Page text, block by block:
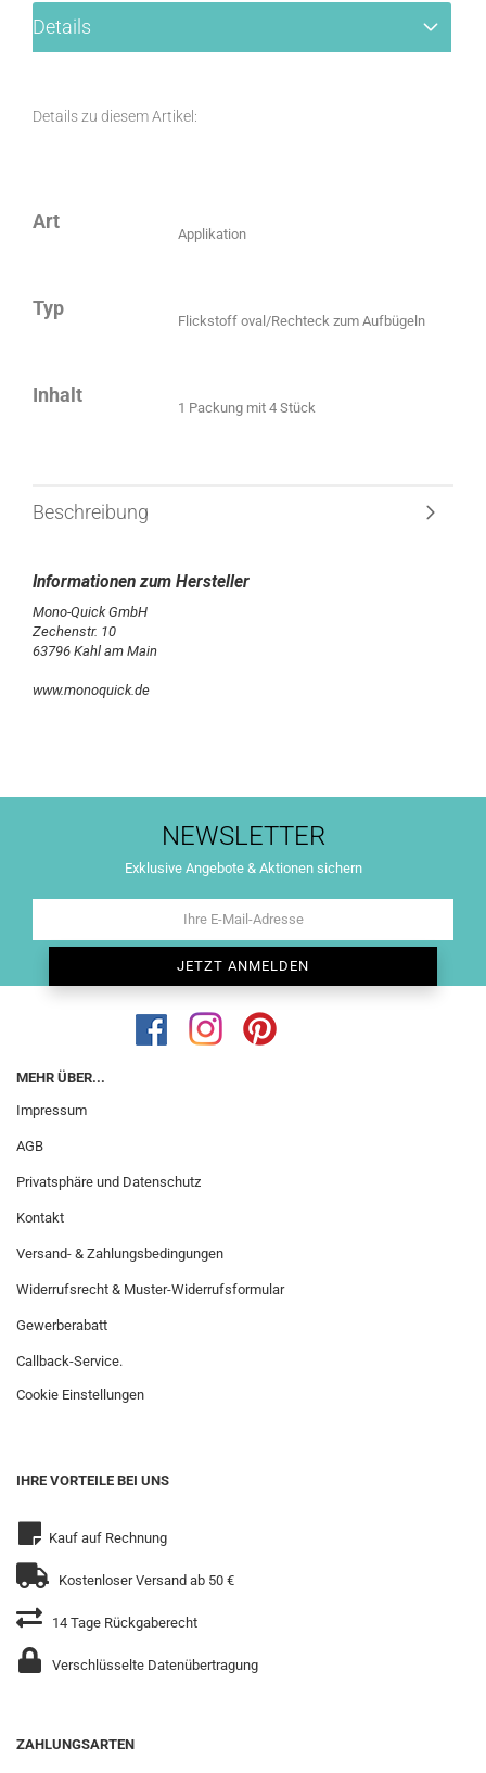
Details
Details zu diesem Artikel:
Art
Applikation
Typ
Flickstoff oval/Rechteck zum Aufbügeln
Inhalt
1 Packung mit 4 Stück
Beschreibung
Mono-Quick GmbH
Zechenstr. 10
63796 Kahl am Main
www.monoquick.de
NEWSLETTER
Exklusive Angebote & Aktionen sichern
MEHR ÜBER...
Impressum
AGB
Privatsphäre und Datenschutz
Kontakt
Versand- & Zahlungsbedingungen
Widerrufsrecht & Muster-Widerrufsformular
Gewerberabatt
Callback-Service.
Cookie Einstellungen
IHRE VORTEILE BEI UNS
Kauf auf Rechnung
Kostenloser Versand ab 50 €
14 Tage Rückgaberecht
Verschlüsselte Datenübertragung
ZAHLUNGSARTEN